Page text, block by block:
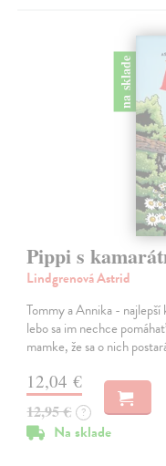
na sklade
Pippi s
Lindgrenová Astrid
Tommy a Annika -
lebo sa im nechce
mamke, že sa o nich
12,04 €
12,95 € ?
Na sklade